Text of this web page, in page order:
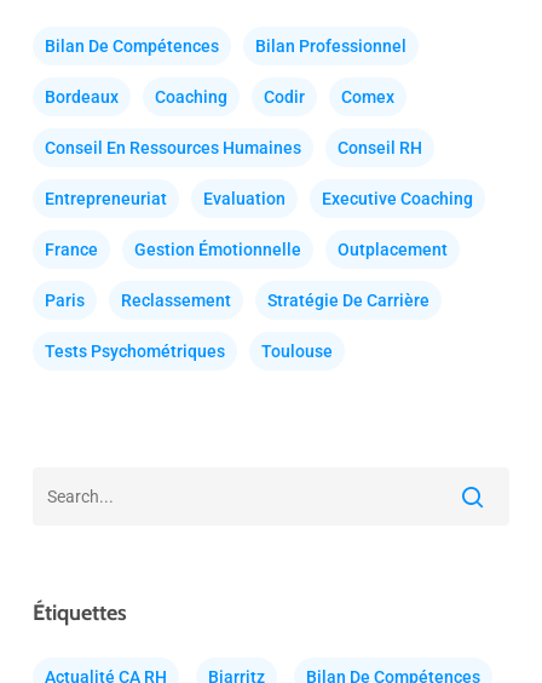
Bilan De Compétences Bilan Professionnel
Bordeaux Coaching Codir Comex
Conseil En Ressources Humaines Conseil RH
Entrepreneuriat Evaluation Executive Coaching
France Gestion Émotionnelle Outplacement
Paris Reclassement Stratégie De Carrière
Tests Psychométriques Toulouse
Étiquettes
Actualité CA RH Biarritz Bilan De Compétences